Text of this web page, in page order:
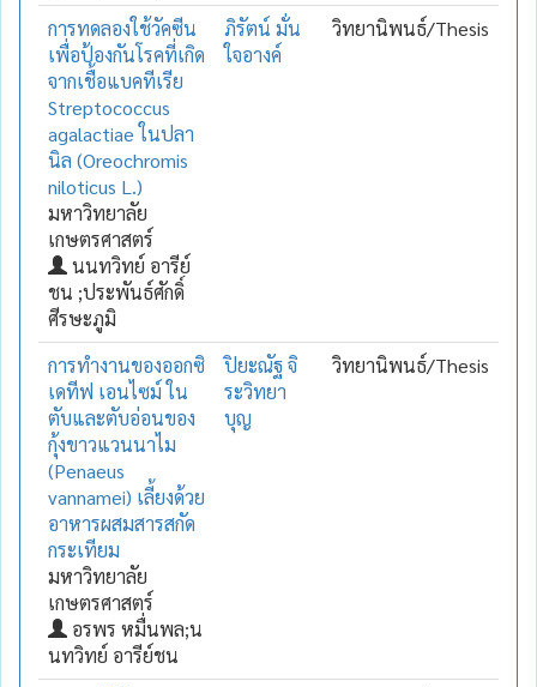
การทดลองใช้วัคซีน
เพื่อป้องกันโรคที่เกิด
จากเชื้อแบคทีเรีย
Streptococcus
agalactiae ในปลา
นิล (Oreochromis
niloticus L.)
มหาวิทยาลัย
เกษตรศาสตร์
นนทวิทย์ อารีย์
ชน ;ประพันธ์ศักดิ์
ศีรษะภูมิ
ภิรัตน์ มั่น
ใจอางค์
วิทยานิพนธ์/Thesis
การทำงานของออกซิ
เดทีฟ เอนไซม์ ใน
ตับและตับอ่อนของ
กุ้งขาวแวนนาไม
(Penaeus
vannamei) เลี้ยงด้วย
อาหารผสมสารสกัด
กระเทียม
มหาวิทยาลัย
เกษตรศาสตร์
อรพร หมื่นพล;น
นทวิทย์ อารีย์ชน
ปิยะณัฐ จิ
ระวิทยา
บุญ
วิทยานิพนธ์/Thesis